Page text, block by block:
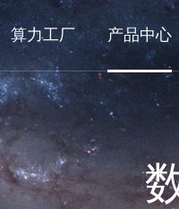
算力工厂 产品中心